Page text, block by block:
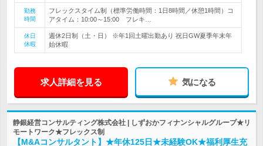
勤務
時間
フレックスタイム制（標準労働時間：1日8時間／休憩1時間）コ
アタイム：10:00～15:00 フレキ…
休日
休暇
週休2日制（土・日） ※年1回土曜出勤あり 祝日GW夏季年末年
始休暇
求人詳細を見る 気になる
静銀経営コンサルティング株式会社 | しずおかフィナンシャルグループ★リ
モートワーク★フレックス制
【M&Aコンサルタント】★年休125日★未経験OK★福利厚生充